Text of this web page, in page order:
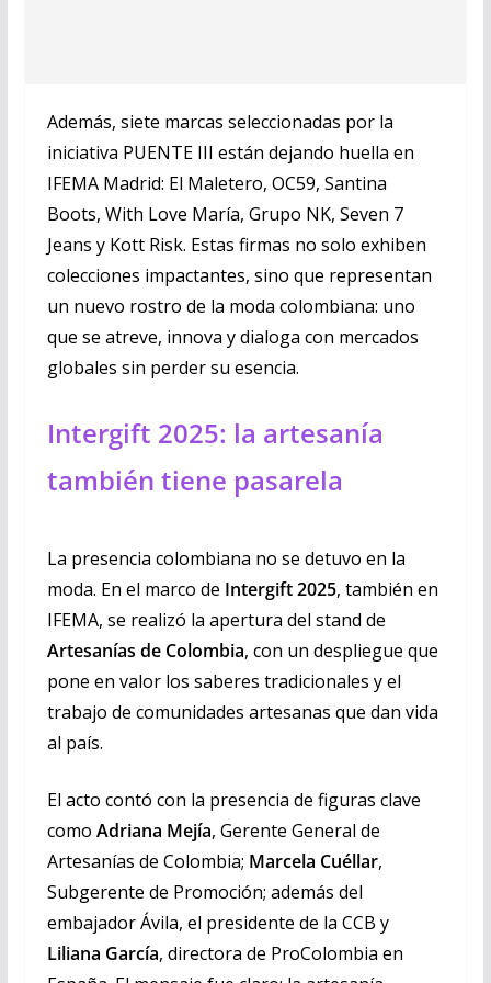
Además, siete marcas seleccionadas por la
iniciativa PUENTE III están dejando huella en
IFEMA Madrid: El Maletero, OC59, Santina
Boots, With Love María, Grupo NK, Seven 7
Jeans y Kott Risk. Estas firmas no solo exhiben
colecciones impactantes, sino que representan
un nuevo rostro de la moda colombiana: uno
que se atreve, innova y dialoga con mercados
globales sin perder su esencia.
Intergift 2025: la artesanía
también tiene pasarela
La presencia colombiana no se detuvo en la
moda. En el marco de Intergift 2025, también en
IFEMA, se realizó la apertura del stand de
Artesanías de Colombia, con un despliegue que
pone en valor los saberes tradicionales y el
trabajo de comunidades artesanas que dan vida
al país.
El acto contó con la presencia de figuras clave
como Adriana Mejía, Gerente General de
Artesanías de Colombia; Marcela Cuéllar,
Subgerente de Promoción; además del
embajador Ávila, el presidente de la CCB y
Liliana García, directora de ProColombia en